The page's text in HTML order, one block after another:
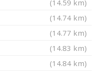
(14.59 km)
(14.74 km)
(14.77 km)
(14.83 km)
(14.84 km)